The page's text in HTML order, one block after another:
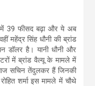
में 39 फीसद बढ़ा और ये अब
महेंद्र सिंह धौनी की ब्रांड
डॉलर है। यानी धौनी और
में ब्रांड वैल्यू के मामले में
सचिन तेंदुलकर हैं जिनकी
शर्मा इस मामले में चौथे